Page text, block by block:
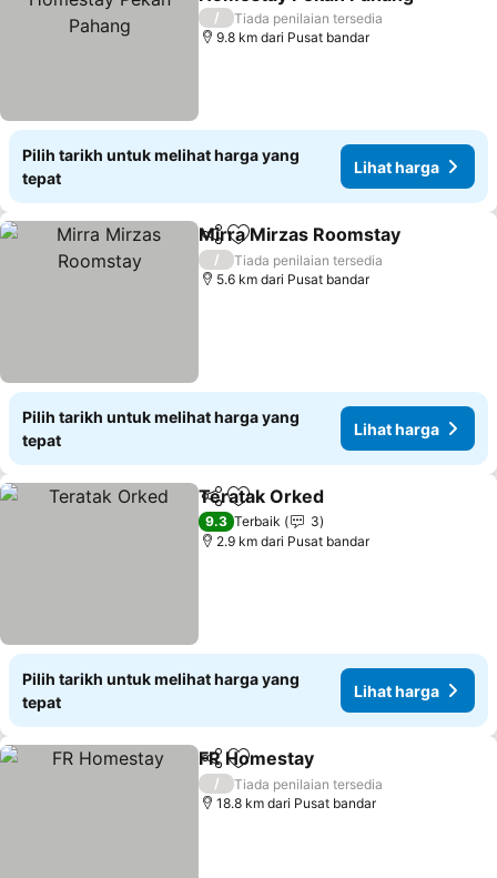
/
Tiada penilaian tersedia
9.8 km dari Pusat bandar
Pilih tarikh untuk melihat harga yang
tepat
Lihat harga
KongsiTambah ke favorit
Mirra Mirzas Roomstay
/
Tiada penilaian tersedia
5.6 km dari Pusat bandar
Pilih tarikh untuk melihat harga yang
tepat
Lihat harga
KongsiTambah ke favorit
Teratak Orked
9.3 Terbaik
3
2.9 km dari Pusat bandar
Pilih tarikh untuk melihat harga yang
tepat
Lihat harga
KongsiTambah ke favorit
FR Homestay
/
Tiada penilaian tersedia
18.8 km dari Pusat bandar